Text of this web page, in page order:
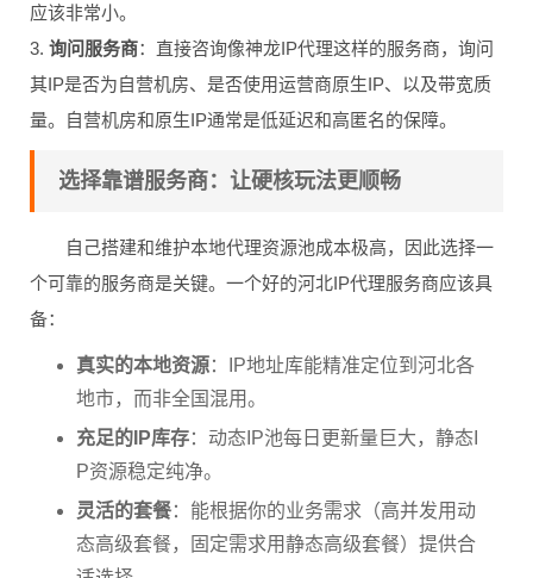
应该非常小。
3. 询问服务商：直接咨询像神龙IP代理这样的服务商，询问
其IP是否为自营机房、是否使用运营商原生IP、以及带宽质
量。自营机房和原生IP通常是低延迟和高匿名的保障。
选择靠谱服务商：让硬核玩法更顺畅
自己搭建和维护本地代理资源池成本极高，因此选择一
个可靠的服务商是关键。一个好的河北IP代理服务商应该具
备：
真实的本地资源：IP地址库能精准定位到河北各
地市，而非全国混用。
充足的IP库存：动态IP池每日更新量巨大，静态I
P资源稳定纯净。
灵活的套餐：能根据你的业务需求（高并发用动
态高级套餐，固定需求用静态高级套餐）提供合